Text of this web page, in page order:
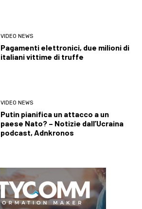
VIDEO NEWS
Pagamenti elettronici, due milioni di
italiani vittime di truffe
VIDEO NEWS
Putin pianifica un attacco a un
paese Nato? – Notizie dall’Ucraina
podcast, Adnkronos